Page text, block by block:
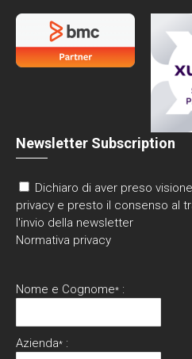
Newsletter Subscription
Dichiaro di aver preso
privacy e presto il consenso al
l'invio della newsletter
Normativa privacy
Nome e Cognome* :
Azienda* :